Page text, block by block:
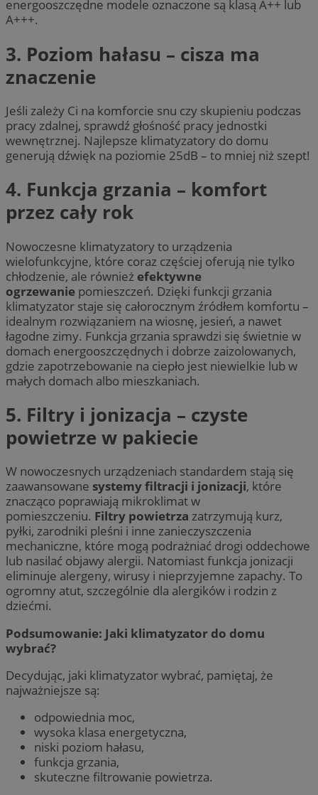
energooszczędne modele oznaczone są klasą A++ lub
A+++.
3. Poziom hałasu – cisza ma
znaczenie
Jeśli zależy Ci na komforcie snu czy skupieniu podczas
pracy zdalnej, sprawdź głośność pracy jednostki
wewnętrznej. Najlepsze klimatyzatory do domu
generują dźwięk na poziomie 25dB – to mniej niż szept!
4. Funkcja grzania – komfort
przez cały rok
Nowoczesne klimatyzatory to urządzenia
wielofunkcyjne, które coraz częściej oferują nie tylko
chłodzenie, ale również efektywne
ogrzewanie pomieszczeń. Dzięki funkcji grzania
klimatyzator staje się całorocznym źródłem komfortu –
idealnym rozwiązaniem na wiosnę, jesień, a nawet
łagodne zimy. Funkcja grzania sprawdzi się świetnie w
domach energooszczędnych i dobrze zaizolowanych,
gdzie zapotrzebowanie na ciepło jest niewielkie lub w
małych domach albo mieszkaniach.
5. Filtry i jonizacja – czyste
powietrze w pakiecie
W nowoczesnych urządzeniach standardem stają się
zaawansowane systemy filtracji i jonizacji, które
znacząco poprawiają mikroklimat w
pomieszczeniu. Filtry powietrza zatrzymują kurz,
pyłki, zarodniki pleśni i inne zanieczyszczenia
mechaniczne, które mogą podrażniać drogi oddechowe
lub nasilać objawy alergii. Natomiast funkcja jonizacji
eliminuje alergeny, wirusy i nieprzyjemne zapachy. To
ogromny atut, szczególnie dla alergików i rodzin z
dziećmi.
Podsumowanie: Jaki klimatyzator do domu
wybrać?
Decydując, jaki klimatyzator wybrać, pamiętaj, że
najważniejsze są:
odpowiednia moc,
wysoka klasa energetyczna,
niski poziom hałasu,
funkcja grzania,
skuteczne filtrowanie powietrza.